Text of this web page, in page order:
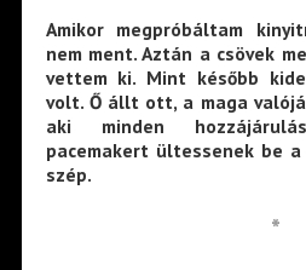
Amikor megpróbáltam
nem ment. Aztán a csövek
vettem ki. Mint később
volt. Ő állt ott, a maga
aki minden
pacemakert ültessenek be a
szép.
*